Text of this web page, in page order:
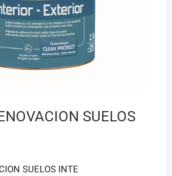
SUELOS
SUELOS INTE
de Ferretería El Arroyo.
y te ayudo a encontrarlo,
nombre exacto